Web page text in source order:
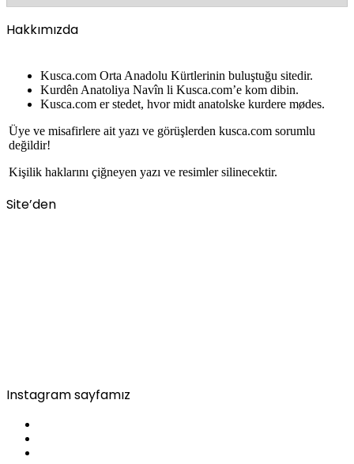
Hakkımızda
Kusca.com Orta Anadolu Kürtlerinin buluştuğu sitedir.
Kurdên Anatoliya Navîn li Kusca.com’e kom dibin.
Kusca.com er stedet, hvor midt anatolske kurdere mødes.
Üye ve misafirlere ait yazı ve görüşlerden kusca.com sorumlu
değildir!
Kişilik haklarını çiğneyen yazı ve resimler silinecektir.
Site’den
Instagram sayfamız